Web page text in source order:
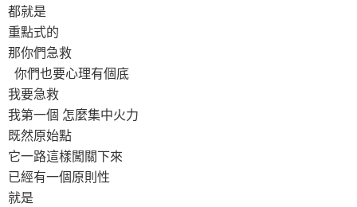
都就是
重點式的
那你們急救
你們也要心理有個底
我要急救
我第一個 怎麼集中火力
既然原始點
它一路這樣闖關下來
已經有一個原則性
就是